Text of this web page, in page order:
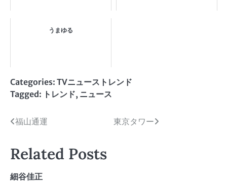
うまゆる
Categories: TVニューストレンド
Tagged: トレンド, ニュース
投
ナ
ビ
福山通運 東京タワー
Related Posts
細谷佳正